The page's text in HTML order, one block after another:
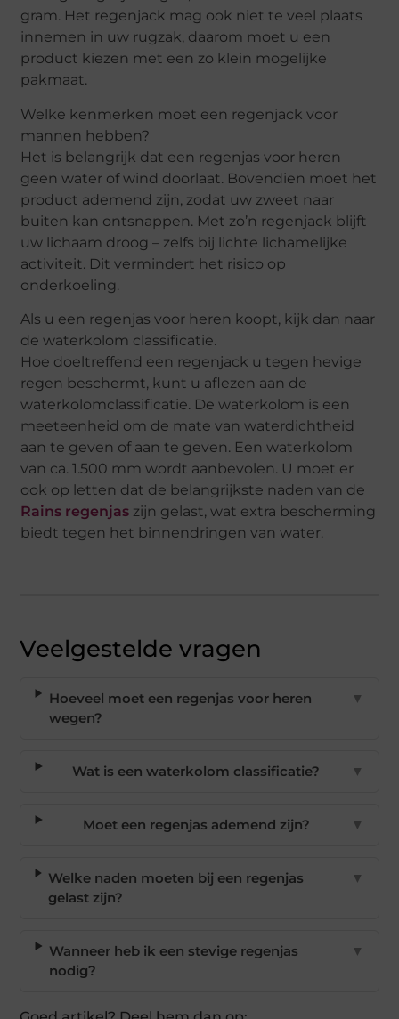
gram. Het regenjack mag ook niet te veel plaats
innemen in uw rugzak, daarom moet u een
product kiezen met een zo klein mogelijke
pakmaat.
Welke kenmerken moet een regenjack voor
mannen hebben?
Het is belangrijk dat een regenjas voor heren
geen water of wind doorlaat. Bovendien moet het
product ademend zijn, zodat uw zweet naar
buiten kan ontsnappen. Met zo’n regenjack blijft
uw lichaam droog – zelfs bij lichte lichamelijke
activiteit. Dit vermindert het risico op
onderkoeling.
Als u een regenjas voor heren koopt, kijk dan naar
de waterkolom classificatie.
Hoe doeltreffend een regenjack u tegen hevige
regen beschermt, kunt u aflezen aan de
waterkolomclassificatie. De waterkolom is een
meeteenheid om de mate van waterdichtheid
aan te geven of aan te geven. Een waterkolom
van ca. 1.500 mm wordt aanbevolen. U moet er
ook op letten dat de belangrijkste naden van de
Rains regenjas zijn gelast, wat extra bescherming
biedt tegen het binnendringen van water.
Veelgestelde vragen
Hoeveel moet een regenjas voor heren
wegen?
▼
Wat is een waterkolom classificatie? ▼
Moet een regenjas ademend zijn? ▼
Welke naden moeten bij een regenjas
gelast zijn?
▼
Wanneer heb ik een stevige regenjas
nodig?
▼